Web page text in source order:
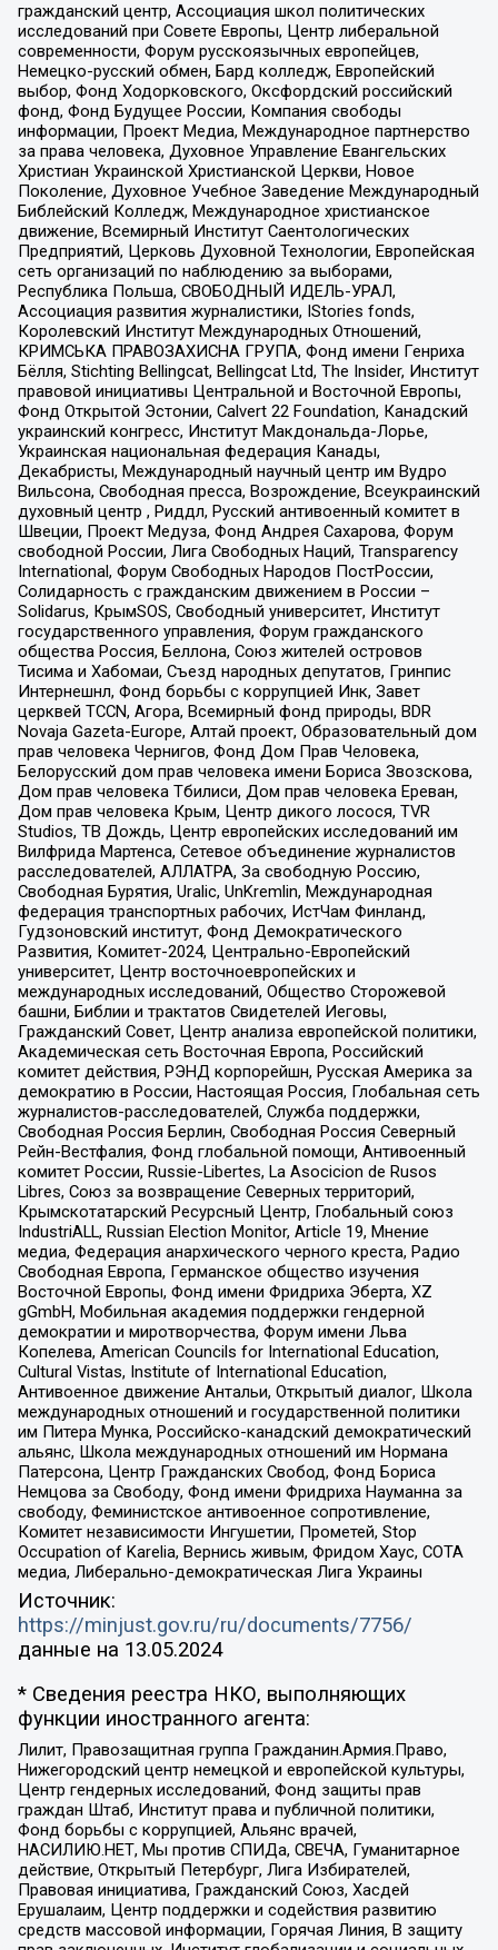
гражданский центр, Ассоциация школ политических
исследований при Совете Европы, Центр либеральной
современности, Форум русскоязычных европейцев,
Немецко-русский обмен, Бард колледж, Европейский
выбор, Фонд Ходорковского, Оксфордский российский
фонд, Фонд Будущее России, Компания свободы
информации, Проект Медиа, Международное партнерство
за права человека, Духовное Управление Евангельских
Христиан Украинской Христианской Церкви, Новое
Поколение, Духовное Учебное Заведение Международный
Библейский Колледж, Международное христианское
движение, Всемирный Институт Саентологических
Предприятий, Церковь Духовной Технологии, Европейская
сеть организаций по наблюдению за выборами,
Республика Польша, СВОБОДНЫЙ ИДЕЛЬ-УРАЛ,
Ассоциация развития журналистики, IStories fonds,
Королевский Институт Международных Отношений,
КРИМСЬКА ПРАВОЗАХИСНА ГРУПА, Фонд имени Генриха
Бёлля, Stichting Bellingcat, Bellingcat Ltd, The Insider, Институт
правовой инициативы Центральной и Восточной Европы,
Фонд Открытой Эстонии, Calvert 22 Foundation, Канадский
украинский конгресс, Институт Макдональда-Лорье,
Украинская национальная федерация Канады,
Декабристы, Международный научный центр им Вудро
Вильсона, Свободная пресса, Возрождение, Всеукраинский
духовный центр , Риддл, Русский антивоенный комитет в
Швеции, Проект Медуза, Фонд Андрея Сахарова, Форум
свободной России, Лига Свободных Наций, Transparеncy
International, Форум Свободных Народов ПостРоссии,
Солидарность с гражданским движением в России –
Solidarus, КрымSOS, Свободный университет, Институт
государственного управления, Форум гражданского
общества Россия, Беллона, Союз жителей островов
Тисима и Хабомаи, Съезд народных депутатов, Гринпис
Интернешнл, Фонд борьбы с коррупцией Инк, Завет
церквей TCCN, Агора, Всемирный фонд природы, BDR
Novaja Gazeta-Europe, Алтай проект, Образовательный дом
прав человека Чернигов, Фонд Дом Прав Человека,
Белорусский дом прав человека имени Бориса Звозскова,
Дом прав человека Тбилиси, Дом прав человека Ереван,
Дом прав человека Крым, Центр дикого лосося, TVR
Studios, ТВ Дождь, Центр европейских исследований им
Вилфрида Мартенса, Сетевое объединение журналистов
расследователей, АЛЛАТРА, За свободную Россию,
Свободная Бурятия, Uralic, UnKremlin, Международная
федерация транспортных рабочих, ИстЧам Финланд,
Гудзоновский институт, Фонд Демократического
Развития, Комитет-2024, Центрально-Европейский
университет, Центр восточноевропейских и
международных исследований, Общество Сторожевой
башни, Библии и трактатов Свидетелей Иеговы,
Гражданский Совет, Центр анализа европейской политики,
Академическая сеть Восточная Европа, Российский
комитет действия, РЭНД корпорейшн, Русская Америка за
демократию в России, Настоящая Россия, Глобальная сеть
журналистов-расследователей, Служба поддержки,
Свободная Россия Берлин, Свободная Россия Северный
Рейн-Вестфалия, Фонд глобальной помощи, Антивоенный
комитет России, Russie-Libertes, La Asocicion de Rusos
Libres, Союз за возвращение Северных территорий,
Крымскотатарский Ресурсный Центр, Глобальный союз
IndustriALL, Russian Election Monitor, Article 19, Мнение
медиа, Федерация анархического черного креста, Радио
Свободная Европа, Германское общество изучения
Восточной Европы, Фонд имени Фридриха Эберта, XZ
gGmbH, Мобильная академия поддержки гендерной
демократии и миротворчества, Форум имени Льва
Копелева, American Councils for International Education,
Cultural Vistas, Institute of International Education,
Антивоенное движение Антальи, Открытый диалог, Школа
международных отношений и государственной политики
им Питера Мунка, Российско-канадский демократический
альянс, Школа международных отношений им Нормана
Патерсона, Центр Гражданских Свобод, Фонд Бориса
Немцова за Свободу, Фонд имени Фридриха Науманна за
свободу, Феминистское антивоенное сопротивление,
Комитет независимости Ингушетии, Прометей, Stop
Occupation of Karelia, Вернись живым, Фридом Хаус, СОТА
медиа, Либерально-демократическая Лига Украины
Источник:
https://minjust.gov.ru/ru/documents/7756/
данные на 13.05.2024
* Сведения реестра НКО, выполняющих
функции иностранного агента:
Лилит, Правозащитная группа Гражданин.Армия.Право,
Нижегородский центр немецкой и европейской культуры,
Центр гендерных исследований, Фонд защиты прав
граждан Штаб, Институт права и публичной политики,
Фонд борьбы с коррупцией, Альянс врачей,
НАСИЛИЮ.НЕТ, Мы против СПИДа, СВЕЧА, Гуманитарное
действие, Открытый Петербург, Лига Избирателей,
Правовая инициатива, Гражданский Союз, Хасдей
Ерушалаим, Центр поддержки и содействия развитию
средств массовой информации, Горячая Линия, В защиту